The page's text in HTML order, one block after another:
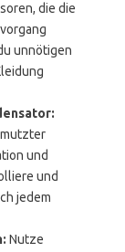
die die
unnötigen
und
und
jedem
Nutze